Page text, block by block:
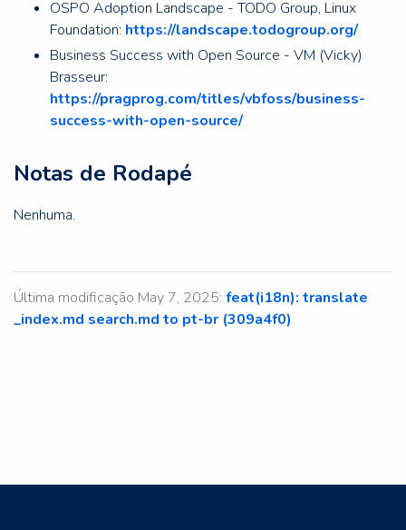
OSPO Adoption Landscape - TODO Group, Linux
Foundation: https://landscape.todogroup.org/
Business Success with Open Source - VM (Vicky)
Brasseur:
https://pragprog.com/titles/vbfoss/business-
success-with-open-source/
Notas de Rodapé
Nenhuma.
Última modificação May 7, 2025: feat(i18n): translate
_index.md search.md to pt-br (309a4f0)